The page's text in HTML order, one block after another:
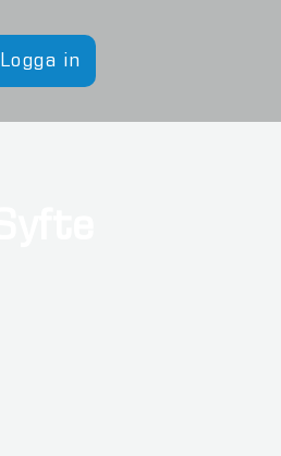
Logga in